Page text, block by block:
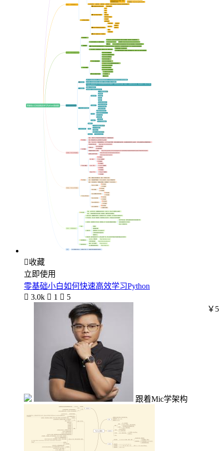
收藏
立即使用
零基础小白如何快速高效学习Python
 3.0k  1  5
跟着Mic学架构
￥5